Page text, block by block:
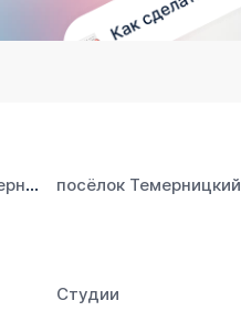
посёлок Верхнетемерницкий посёлок Темерницкий
Студии